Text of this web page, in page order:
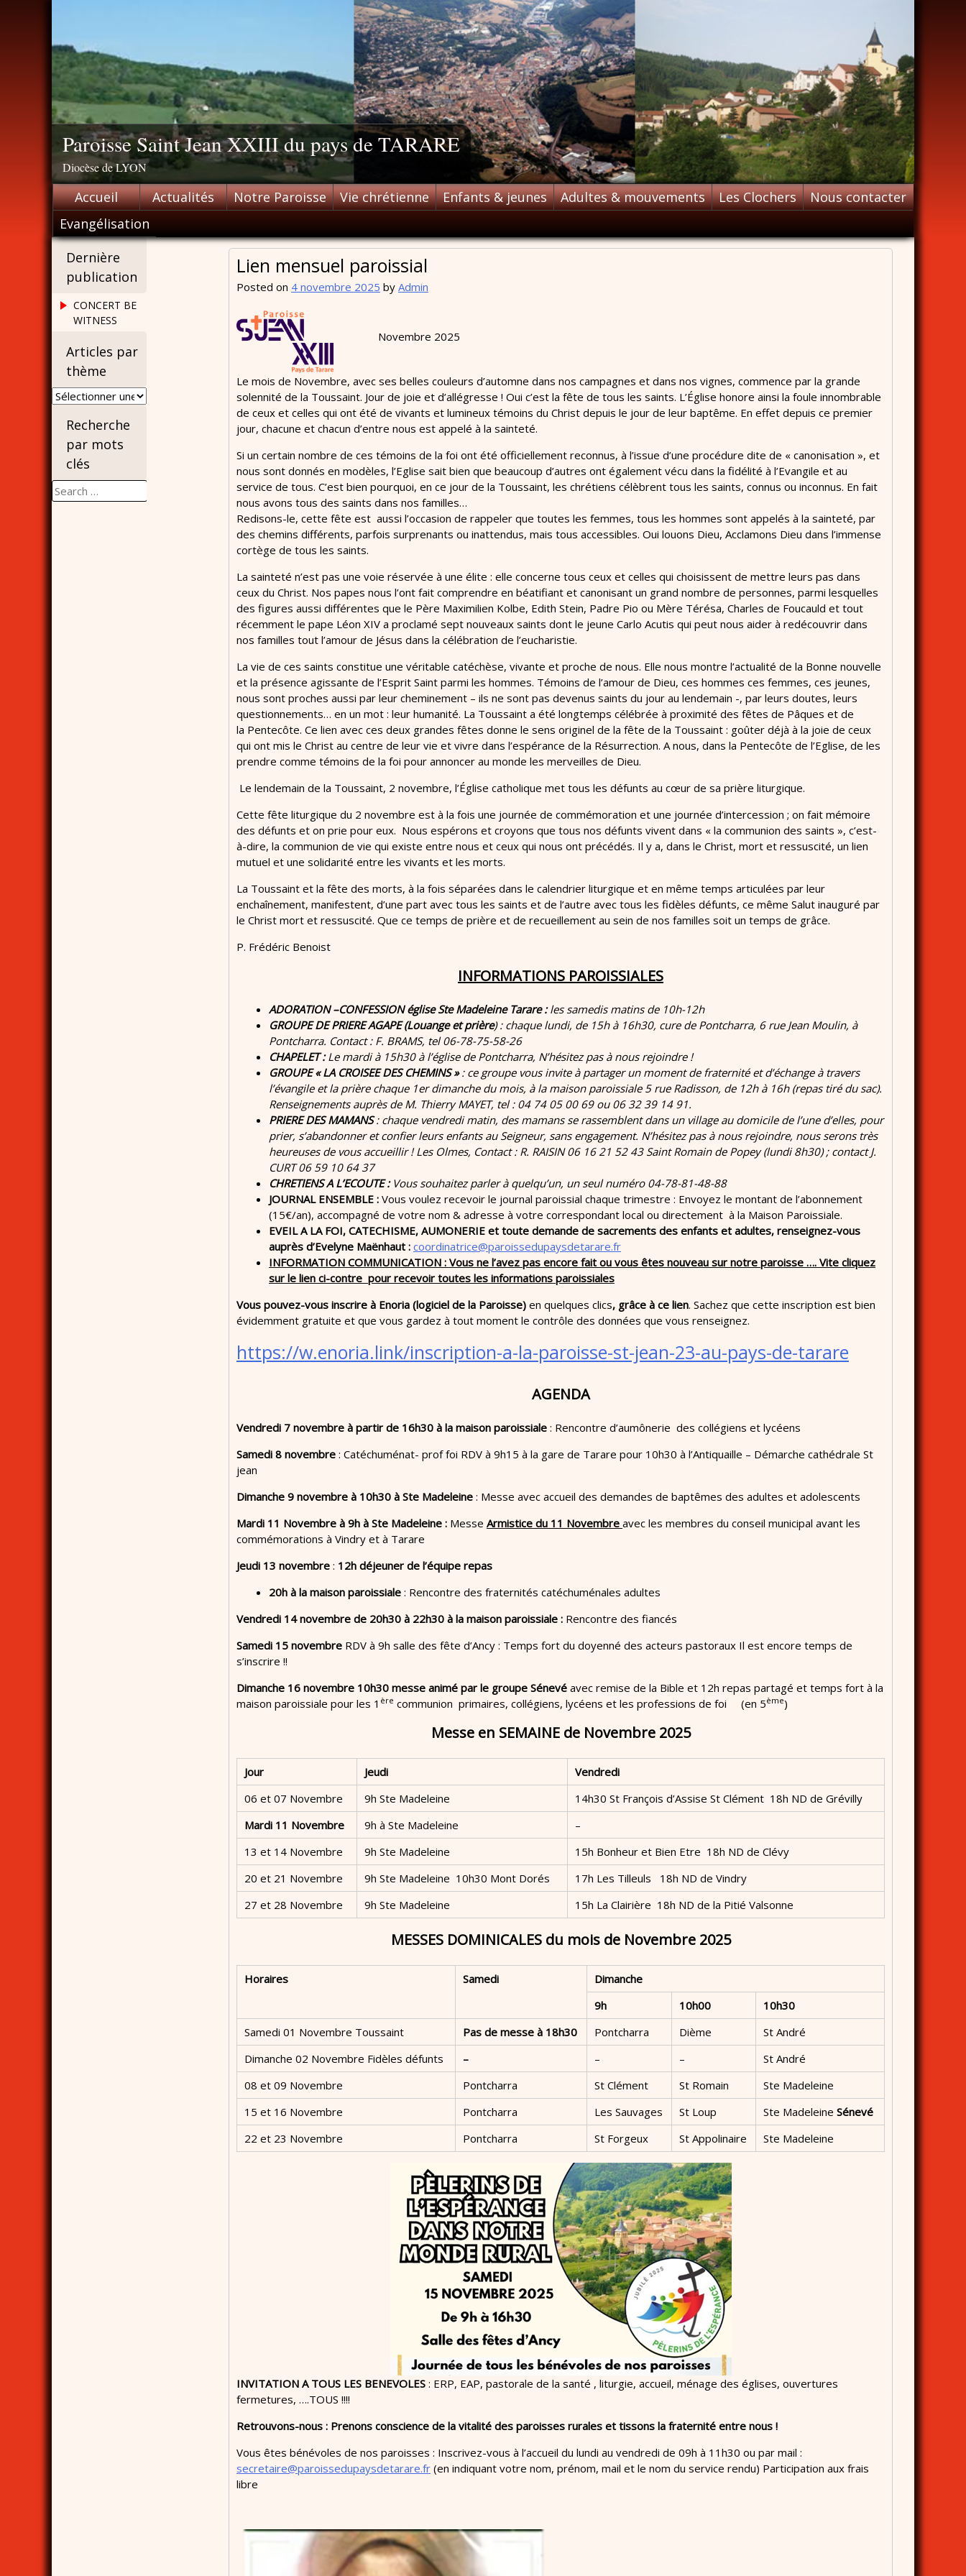
Paroisse Saint Jean XXIII du pays de TARARE
Diocèse de LYON
Accueil Actualités Notre Paroisse Vie chrétienne Enfants & jeunes Adultes & mouvements Les Clochers
Nous contacter
Evangélisation
Lien mensuel paroissial
Posted on 4 novembre 2025 by Admin
Novembre 2025
Le mois de Novembre, avec ses belles couleurs d’automne dans nos campagnes et dans nos vignes, commence par la grande
solennité de la Toussaint. Jour de joie et d’allégresse ! Oui c’est la fête de tous les saints. L’Église honore ainsi la foule innombrable
de ceux et celles qui ont été de vivants et lumineux témoins du Christ depuis le jour de leur baptême. En effet depuis ce premier
jour, chacune et chacun d’entre nous est appelé à la sainteté.
Si un certain nombre de ces témoins de la foi ont été officiellement reconnus, à l’issue d’une procédure dite de « canonisation », et
nous sont donnés en modèles, l’Eglise sait bien que beaucoup d’autres ont également vécu dans la fidélité à l’Evangile et au
service de tous. C’est bien pourquoi, en ce jour de la Toussaint, les chrétiens célèbrent tous les saints, connus ou inconnus. En fait
nous avons tous des saints dans nos familles…
Redisons-le, cette fête est aussi l’occasion de rappeler que toutes les femmes, tous les hommes sont appelés à la sainteté, par
des chemins différents, parfois surprenants ou inattendus, mais tous accessibles. Oui louons Dieu, Acclamons Dieu dans l’immense
cortège de tous les saints.
La sainteté n’est pas une voie réservée à une élite : elle concerne tous ceux et celles qui choisissent de mettre leurs pas dans
ceux du Christ. Nos papes nous l’ont fait comprendre en béatifiant et canonisant un grand nombre de personnes, parmi lesquelles
des figures aussi différentes que le Père Maximilien Kolbe, Edith Stein, Padre Pio ou Mère Térésa, Charles de Foucauld et tout
récemment le pape Léon XIV a proclamé sept nouveaux saints dont le jeune Carlo Acutis qui peut nous aider à redécouvrir dans
nos familles tout l’amour de Jésus dans la célébration de l’eucharistie.
La vie de ces saints constitue une véritable catéchèse, vivante et proche de nous. Elle nous montre l’actualité de la Bonne nouvelle
et la présence agissante de l’Esprit Saint parmi les hommes. Témoins de l’amour de Dieu, ces hommes ces femmes, ces jeunes,
nous sont proches aussi par leur cheminement – ils ne sont pas devenus saints du jour au lendemain -, par leurs doutes, leurs
questionnements… en un mot : leur humanité. La Toussaint a été longtemps célébrée à proximité des fêtes de Pâques et de
la Pentecôte. Ce lien avec ces deux grandes fêtes donne le sens originel de la fête de la Toussaint : goûter déjà à la joie de ceux
qui ont mis le Christ au centre de leur vie et vivre dans l’espérance de la Résurrection. A nous, dans la Pentecôte de l’Eglise, de les
prendre comme témoins de la foi pour annoncer au monde les merveilles de Dieu.
Le lendemain de la Toussaint, 2 novembre, l’Église catholique met tous les défunts au cœur de sa prière liturgique.
Cette fête liturgique du 2 novembre est à la fois une journée de commémoration et une journée d’intercession ; on fait mémoire
des défunts et on prie pour eux. Nous espérons et croyons que tous nos défunts vivent dans « la communion des saints », c’est-
à-dire, la communion de vie qui existe entre nous et ceux qui nous ont précédés. Il y a, dans le Christ, mort et ressuscité, un lien
mutuel et une solidarité entre les vivants et les morts.
La Toussaint et la fête des morts, à la fois séparées dans le calendrier liturgique et en même temps articulées par leur
enchaînement, manifestent, d’une part avec tous les saints et de l’autre avec tous les fidèles défunts, ce même Salut inauguré par
le Christ mort et ressuscité. Que ce temps de prière et de recueillement au sein de nos familles soit un temps de grâce.
P. Frédéric Benoist
INFORMATIONS PAROISSIALES
ADORATION –CONFESSION église Ste Madeleine Tarare :les samedis matins de 10h-12h
GROUPE DE PRIERE AGAPE (Louange et prière) : chaque lundi, de 15h à 16h30, cure de Pontcharra, 6 rue Jean Moulin, à
Pontcharra. Contact : F. BRAMS, tel 06-78-75-58-26
CHAPELET :Le mardi à 15h30 à l’église de Pontcharra, N’hésitez pas à nous rejoindre !
GROUPE « LA CROISEE DES CHEMINS »: ce groupe vous invite à partager un moment de fraternité et d’échange à travers
l’évangile et la prière chaque 1er dimanche du mois, à la maison paroissiale 5 rue Radisson, de 12h à 16h (repas tiré du sac).
Renseignements auprès de M. Thierry MAYET, tel : 04 74 05 00 69 ou 06 32 39 14 91.
PRIERE DES MAMANS: chaque vendredi matin, des mamans se rassemblent dans un village au domicile de l’une d’elles, pour
prier, s’abandonner et confier leurs enfants au Seigneur, sans engagement. N’hésitez pas à nous rejoindre, nous serons très
heureuses de vous accueillir ! Les Olmes, Contact : R. RAISIN 06 16 21 52 43 Saint Romain de Popey (lundi 8h30) ; contact J.
CURT 06 59 10 64 37
CHRETIENS A L’ECOUTE : Vous souhaitez parler à quelqu’un, un seul numéro 04-78-81-48-88
JOURNAL ENSEMBLE : Vous voulez recevoir le journal paroissial chaque trimestre : Envoyez le montant de l’abonnement
(15€/an), accompagné de votre nom & adresse à votre correspondant local ou directement à la Maison Paroissiale.
EVEIL A LA FOI, CATECHISME, AUMONERIE et toute demande de sacrements des enfants et adultes, renseignez-vous
auprès d’Evelyne Maënhaut : coordinatrice@paroissedupaysdetarare.fr
INFORMATION COMMUNICATION : Vous ne l’avez pas encore fait ou vous êtes nouveau sur notre paroisse …. Vite cliquez
sur le lien ci-contre pour recevoir toutes les informations paroissiales
Vous pouvez-vous inscrire à Enoria (logiciel de la Paroisse) en quelques clics, grâce à ce lien. Sachez que cette inscription est bien
évidemment gratuite et que vous gardez à tout moment le contrôle des données que vous renseignez.
https://w.enoria.link/inscription-a-la-paroisse-st-jean-23-au-pays-de-tarare
AGENDA
Vendredi 7 novembre à partir de 16h30 à la maison paroissiale : Rencontre d’aumônerie des collégiens et lycéens
Samedi 8 novembre : Catéchuménat- prof foi RDV à 9h15 à la gare de Tarare pour 10h30 à l’Antiquaille – Démarche cathédrale St
jean
Dimanche 9 novembre à 10h30 à Ste Madeleine : Messe avec accueil des demandes de baptêmes des adultes et adolescents
Mardi 11 Novembre à 9h à Ste Madeleine : Messe Armistice du 11 Novembre avec les membres du conseil municipal avant les
commémorations à Vindry et à Tarare
Jeudi 13 novembre : 12h déjeuner de l’équipe repas
20h à la maison paroissiale : Rencontre des fraternités catéchuménales adultes
Vendredi 14 novembre de 20h30 à 22h30 à la maison paroissiale : Rencontre des fiancés
Samedi 15 novembre RDV à 9h salle des fête d’Ancy : Temps fort du doyenné des acteurs pastoraux Il est encore temps de
s’inscrire !!
Dimanche 16 novembre 10h30 messe animé par le groupe Sénevé avec remise de la Bible et 12h repas partagé et temps fort à la
maison paroissiale pour les 1 ère communion primaires, collégiens, lycéens et les professions de foi (en 5ème)
Messe en SEMAINE de Novembre 2025
Jour Jeudi
Vendredi
06 et 07 Novembre
9h Ste Madeleine
14h30 St François d’Assise St Clément 18h ND de Grévilly
Mardi 11 Novembre
9h à Ste Madeleine
–
13 et 14 Novembre
9h Ste Madeleine
15h Bonheur et Bien Etre 18h ND de Clévy
20 et 21 Novembre
9h Ste Madeleine 10h30 Mont Dorés
17h Les Tilleuls 18h ND de Vindry
27 et 28 Novembre
9h Ste Madeleine 15h La Clairière 18h ND de la Pitié Valsonne
MESSES DOMINICALES du mois de Novembre 2025
Horaires Samedi
Dimanche
9h
10h00
10h30
Samedi 01 Novembre Toussaint
Pas de messe à 18h30 Pontcharra Dième
St André
Dimanche 02 Novembre Fidèles défunts
– – –
St André
08 et 09 Novembre
Pontcharra St Clément St Romain
Ste Madeleine
15 et 16 Novembre
Pontcharra Les Sauvages St Loup Ste Madeleine Sénevé
22 et 23 Novembre
Pontcharra St Forgeux St Appolinaire Ste Madeleine
INVITATION A TOUS LES BENEVOLES : ERP, EAP, pastorale de la santé , liturgie, accueil, ménage des églises, ouvertures
fermetures, ….TOUS !!!!
Retrouvons-nous : Prenons conscience de la vitalité des paroisses rurales et tissons la fraternité entre nous !
Vous êtes bénévoles de nos paroisses : Inscrivez-vous à l’accueil du lundi au vendredi de 09h à 11h30 ou par mail :
secretaire@paroissedupaysdetarare.fr (en indiquant votre nom, prénom, mail et le nom du service rendu) Participation aux frais
libre
Dernière
publication
CONCERT BE
WITNESS
Articles par
thème
Articles
thème
Recherche
par mots
clés
Search
for: